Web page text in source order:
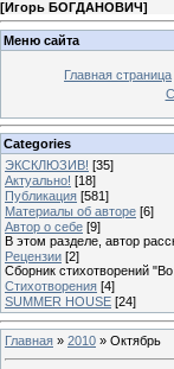
[Игорь БОГДАНОВИЧ]
Меню сайта
Главная страница
Categories
ЭКСКЛЮЗИВ! [35]
Актуально! [18]
Публикация [581]
Материалы об авторе [6]
Автор о себе [9]
В этом разделе, автор
Рецензии [2]
Сборник стихотворений
Стихотворения [4]
SUMMER HOUSE [24]
Главная » 2010 » Октябрь